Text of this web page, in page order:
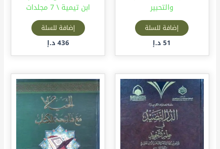
والتحبير
إضافة للسلة
51 د.إ
ابن تيمية \ 7 مجلدات
إضافة للسلة
436 د.إ